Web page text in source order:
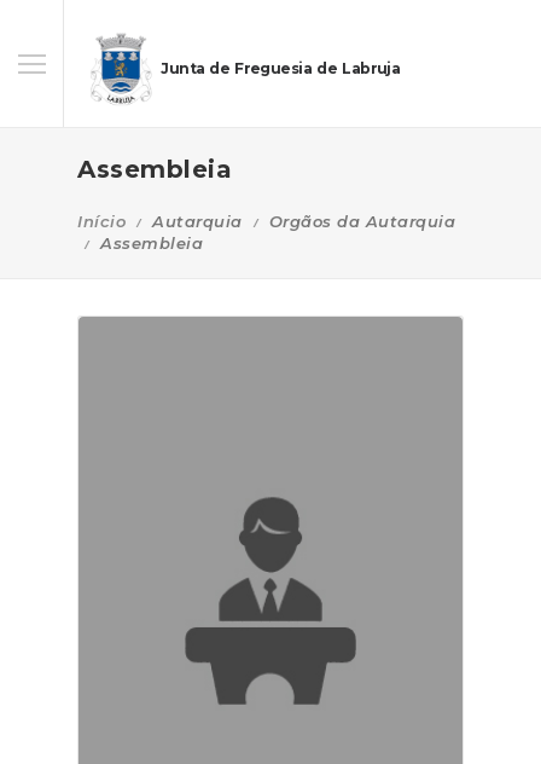
Junta de Freguesia de Labruja
Assembleia
Início Autarquia
Orgãos da Autarquia
Assembleia